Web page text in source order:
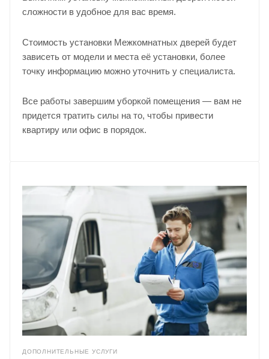
сложности в удобное для вас время.
Стоимость установки Межкомнатных дверей будет
зависеть от модели и места её установки, более
точку информацию можно уточнить у специалиста.
Все работы завершим уборкой помещения — вам не
придется тратить силы на то, чтобы привести
квартиру или офис в порядок.
ДОПОЛНИТЕЛЬНЫЕ УСЛУГИ